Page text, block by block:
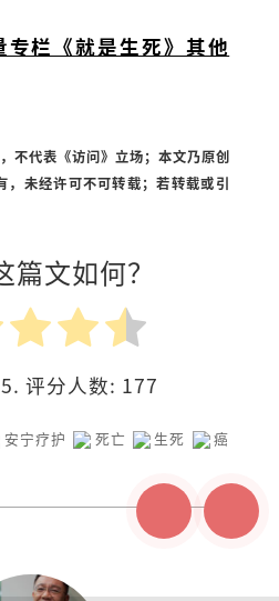
专栏《就是生死》其他
不代表《访问》立场；本文乃原创
，未经许可不可转载；若转载或引
篇文如何？
评分人数: 177
安宁疗护 死亡 生死
癌